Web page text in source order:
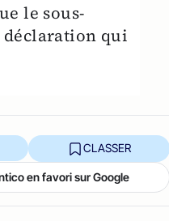
le sous-
déclaration qui
CLASSER
en favori sur Google